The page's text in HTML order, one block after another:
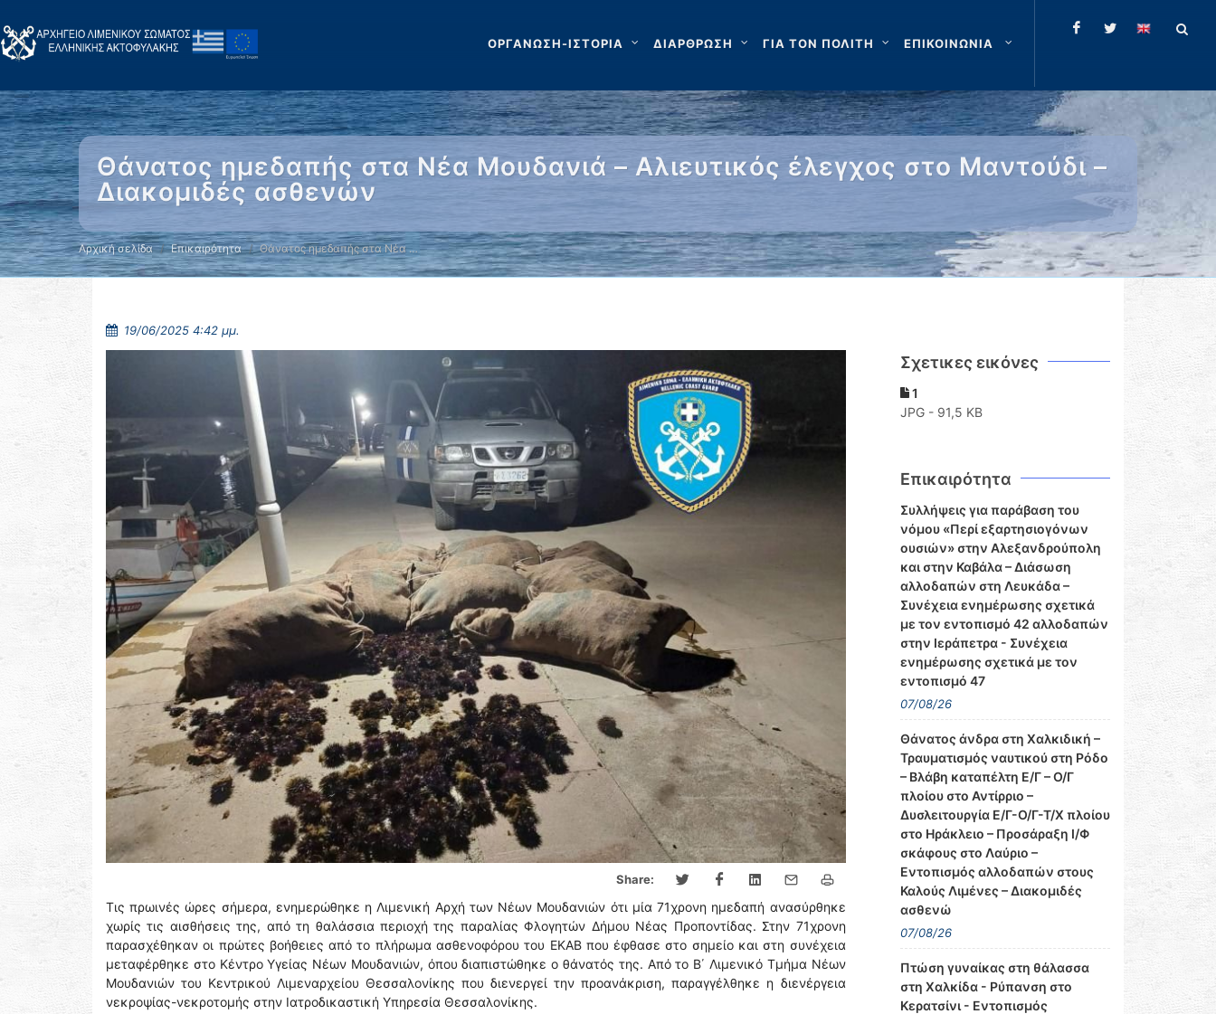
ΟΡΓΑΝΩΣΗ-ΙΣΤΟΡΙΑ ΔΙΑΡΘΡΩΣΗ ΓΙΑ ΤΟΝ ΠΟΛΙΤΗ ΕΠΙΚΟΙΝΩΝΙΑ
Θάνατος ημεδαπής στα Νέα Μουδανιά – Αλιευτικός έλεγχος στο Μαντούδι –
Διακομιδές ασθενών
Αρχική σελίδα Επικαιρότητα Θάνατος ημεδαπής στα Νέα …
19/06/2025 4:42 μμ.
Share:
Τις πρωινές ώρες σήμερα, ενημερώθηκε η Λιμενική Αρχή των Νέων Μουδανιών ότι μία 71χρονη ημεδαπή ανασύρθηκε
χωρίς τις αισθήσεις της, από τη θαλάσσια περιοχή της παραλίας Φλογητών Δήμου Νέας Προποντίδας. Στην 71χρονη
παρασχέθηκαν οι πρώτες βοήθειες από το πλήρωμα ασθενοφόρου του ΕΚΑΒ που έφθασε στο σημείο και στη συνέχεια
μεταφέρθηκε στο Κέντρο Υγείας Νέων Μουδανιών, όπου διαπιστώθηκε ο θάνατός της. Από το Β΄ Λιμενικό Τμήμα Νέων
Μουδανιών του Κεντρικού Λιμεναρχείου Θεσσαλονίκης που διενεργεί την προανάκριση, παραγγέλθηκε η διενέργεια
νεκροψίας-νεκροτομής στην Ιατροδικαστική Υπηρεσία Θεσσαλονίκης.
Σχετικες εικόνες
1
JPG - 91,5 KB
Επικαιρότητα
Συλλήψεις για παράβαση του
νόμου «Περί εξαρτησιογόνων
ουσιών» στην Αλεξανδρούπολη
και στην Καβάλα – Διάσωση
αλλοδαπών στη Λευκάδα –
Συνέχεια ενημέρωσης σχετικά
με τον εντοπισμό 42 αλλοδαπών
στην Ιεράπετρα - Συνέχεια
ενημέρωσης σχετικά με τον
εντοπισμό 47
07/08/26
Θάνατος άνδρα στη Χαλκιδική –
Τραυματισμός ναυτικού στη Ρόδο
– Βλάβη καταπέλτη Ε/Γ – Ο/Γ
πλοίου στο Αντίρριο –
Δυσλειτουργία Ε/Γ-Ο/Γ-Τ/Χ πλοίου
στο Ηράκλειο – Προσάραξη Ι/Φ
σκάφους στο Λαύριο –
Εντοπισμός αλλοδαπών στους
Καλούς Λιμένες – Διακομιδές
ασθενώ
07/08/26
Πτώση γυναίκας στη θάλασσα
στη Χαλκίδα - Ρύπανση στο
Κερατσίνι - Εντοπισμός